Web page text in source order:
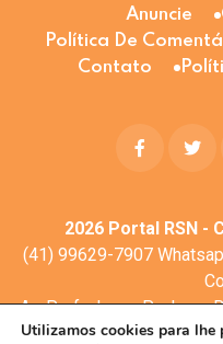
Anuncie
Política De
Contato
2026Portal RSN -
(41) 99629-7907
Av. Profa. Laura Pacheco
dos Lagos,
Utilizamos cookies para lhe